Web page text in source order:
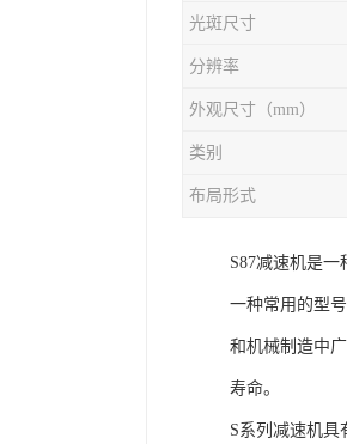
光斑尺寸
分辨率
外观尺寸（mm）
类别
布局形式
S87减速机是
一种常用的型
和机械制造中
寿命。
S系列减速机具